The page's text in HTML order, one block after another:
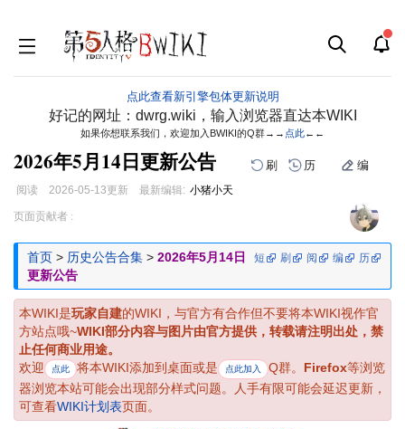
点此查看新引擎包体更新说明
好记的网址：dwrg.wiki，输入浏览器直达本WIKI
如果你想联系我们，欢迎加入BWIKI的Q群→→ 点此←←
2026年5月14日更新公告 刷 历 编
阅读 2026-05-13更新 最新编辑: 小猪小天
跳
导
跳
搜
页面贡献者 :
首页 > 历史公告合集 > 2026年5月14日
更新公告
短 刷 阅 编 历
本WIKI是玩家自建的WIKI，与官方有合作但不要将本WIKI视作官
方站点哦~WIKI部分内容与图片由官方提供，转载请注明出处，禁
止任何商业用途。
欢迎
点此 将本WIKI添加到桌面或是 点此加入 Q群。 Firefox等浏览
器浏览本站可能会出现部分样式问题。人手有限可能会延迟更新，
可查看WIKI计划表页面。